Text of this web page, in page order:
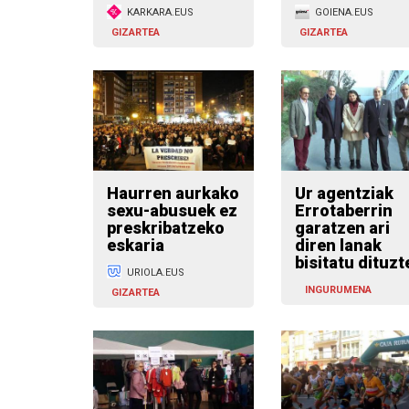
KARKARA.EUS
GIZARTEA
GOIENA.EUS
GIZARTEA
Haurren aurkako
sexu-abusuek ez
preskribatzeko
eskaria
URIOLA.EUS
GIZARTEA
Ur agentziak
Errotaberrin
garatzen ari
diren lanak
bisitatu
INGURUMENA